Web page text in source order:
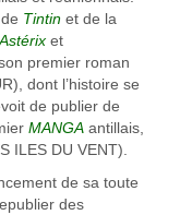
Tintin et de la
Astérix et
premier roman
dont l’histoire se
de publier de
MANGA antillais,
ILES DU VENT).
de sa toute
des